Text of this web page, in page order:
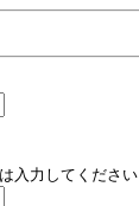
入力してください